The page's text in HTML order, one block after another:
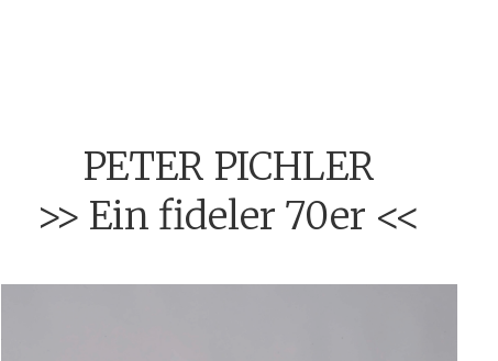
PETER PICHLER
>> Ein fideler 70er <<